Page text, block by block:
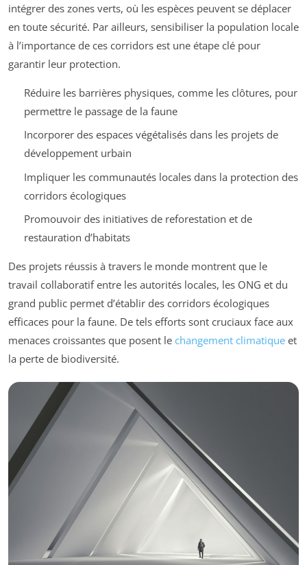
intégrer des zones verts, où les espèces peuvent se déplacer
en toute sécurité. Par ailleurs, sensibiliser la population locale
à l’importance de ces corridors est une étape clé pour
garantir leur protection.
Réduire les barrières physiques, comme les clôtures, pour
permettre le passage de la faune
Incorporer des espaces végétalisés dans les projets de
développement urbain
Impliquer les communautés locales dans la protection des
corridors écologiques
Promouvoir des initiatives de reforestation et de
restauration d’habitats
Des projets réussis à travers le monde montrent que le
travail collaboratif entre les autorités locales, les ONG et du
grand public permet d’établir des corridors écologiques
efficaces pour la faune. De tels efforts sont cruciaux face aux
menaces croissantes que posent le changement climatique et
la perte de biodiversité.